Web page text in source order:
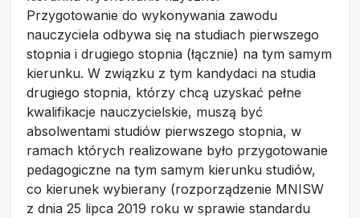
Przygotowanie do wykonywania zawodu
nauczyciela odbywa się na studiach pierwszego
stopnia i drugiego stopnia (łącznie) na tym samym
kierunku. W związku z tym kandydaci na studia
drugiego stopnia, którzy chcą uzyskać pełne
kwalifikacje nauczycielskie, muszą być
absolwentami studiów pierwszego stopnia, w
ramach których realizowane było przygotowanie
pedagogiczne na tym samym kierunku studiów,
co kierunek wybierany (rozporządzenie MNISW
z dnia 25 lipca 2019 roku w sprawie standardu